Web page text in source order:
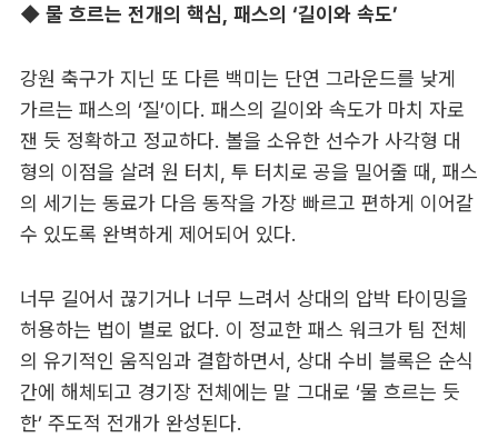
◆ 물 흐르는 전개의 핵심, 패스의 ‘길이와 속도’
강원 축구가 지닌 또 다른 백미는 단연 그라운드를 낮게
가르는 패스의 ‘질’이다. 패스의 길이와 속도가 마치 자로
잰 듯 정확하고 정교하다. 볼을 소유한 선수가 사각형 대
형의 이점을 살려 원 터치, 투 터치로 공을 밀어줄 때, 패스
의 세기는 동료가 다음 동작을 가장 빠르고 편하게 이어갈
수 있도록 완벽하게 제어되어 있다.
너무 길어서 끊기거나 너무 느려서 상대의 압박 타이밍을
허용하는 법이 별로 없다. 이 정교한 패스 워크가 팀 전체
의 유기적인 움직임과 결합하면서, 상대 수비 블록은 순식
간에 해체되고 경기장 전체에는 말 그대로 ‘물 흐르는 듯
한’ 주도적 전개가 완성된다.